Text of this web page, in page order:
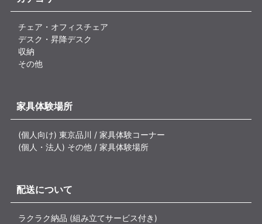
チェア・オフィスチェア
デスク・昇降デスク
収納
その他
家具体験場所
(個人向け) 東京品川 / 家具体験コーナー
(個人・法人) その他 / 家具体験場所
配送について
ラクラク納品 (組み立てサービス付き)